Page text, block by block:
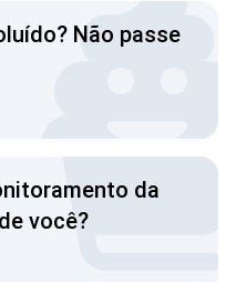
Não passe
da
você?